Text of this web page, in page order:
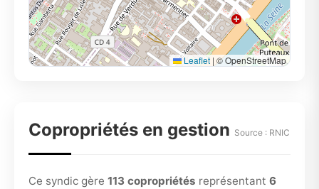
Leaflet | © OpenStreetMap
Copropriétés en gestion Source : RNIC
Ce syndic gère 113 copropriétés représentant 6